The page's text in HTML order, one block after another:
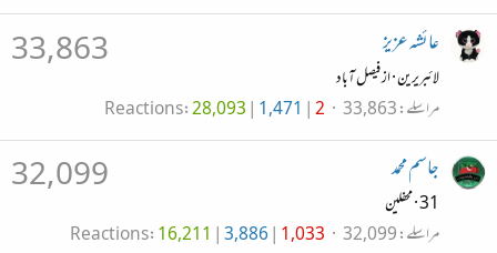
33,863 عائشہ عزیز
لائبریرین·ازفیصل آباد
مراسلے 33,863
Reactions 28,093 1,471 2
32,099 جاسم محمد
محفلین·31
مراسلے 32,099
Reactions 16,211 3,886 1,033